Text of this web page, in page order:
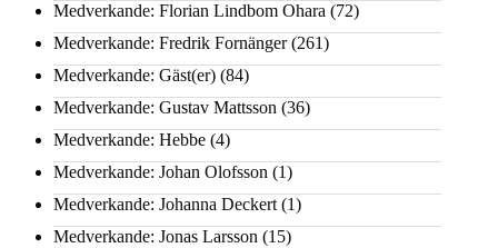
Medverkande: Florian Lindbom Ohara (72)
Medverkande: Fredrik Fornänger(261)
Medverkande: Gäst(er) (84)
Medverkande: Gustav Mattsson (36)
Medverkande: Hebbe (4)
Medverkande: Johan Olofsson (1)
Medverkande: Johanna Deckert (1)
Medverkande: Jonas Larsson (15)